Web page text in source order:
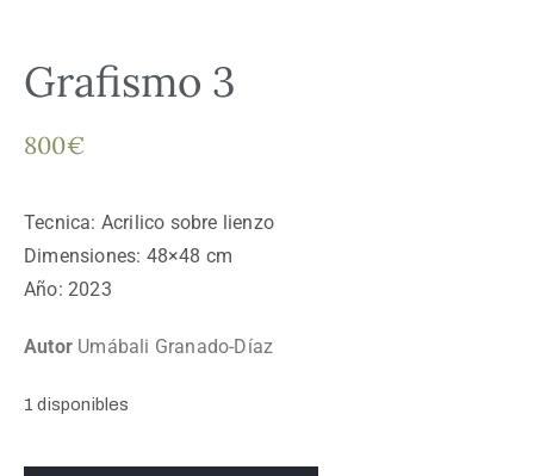
Grafismo 3
800€
Tecnica: Acrilico sobre lienzo
Dimensiones: 48×48 cm
Año: 2023
Autor Umábali Granado-Díaz
1 disponibles